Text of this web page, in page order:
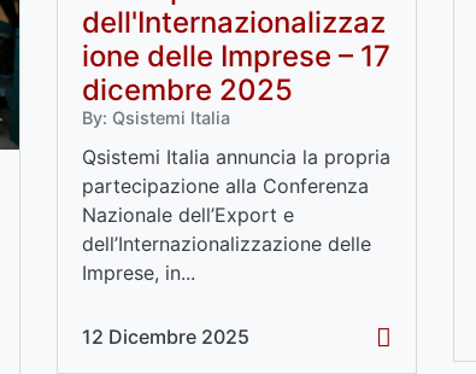
dell'Internazionalizzaz
ione delle Imprese – 17
dicembre 2025
By: Qsistemi Italia
Qsistemi Italia annuncia la propria
partecipazione alla Conferenza
Nazionale dell’Export e
dell’Internazionalizzazione delle
Imprese, in...
12 Dicembre 2025